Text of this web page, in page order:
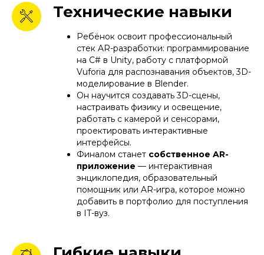
Технические навыки
Ребёнок освоит профессиональный
стек AR-разработки: программирование
на C# в Unity, работу с платформой
Vuforia для распознавания объектов, 3D-
моделирование в Blender.
Он научится создавать 3D-сцены,
настраивать физику и освещение,
работать с камерой и сенсорами,
проектировать интерактивные
интерфейсы.
Финалом станет собственное AR-
приложение — интерактивная
энциклопедия, образовательный
помощник или AR-игра, которое можно
добавить в портфолио для поступления
в IT-вуз.